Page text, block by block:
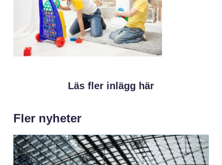
Läs fler inlägg här
Fler nyheter